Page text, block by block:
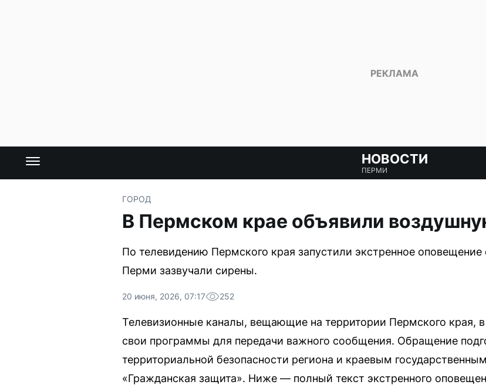
НОВОСТИ
ПЕРМИ
ГОРОД
В Пермском крае объявили
По телевидению Пермского края запустили экстренное оповещение
Перми зазвучали сирены.
20 июня, 2026, 07:17 252
Телевизионные каналы, вещающие на территории Пермского края,
свои программы для передачи важного сообщения. Обращение
территориальной безопасности региона и краевым
«Гражданская защита». Ниже — полный текст экстренного